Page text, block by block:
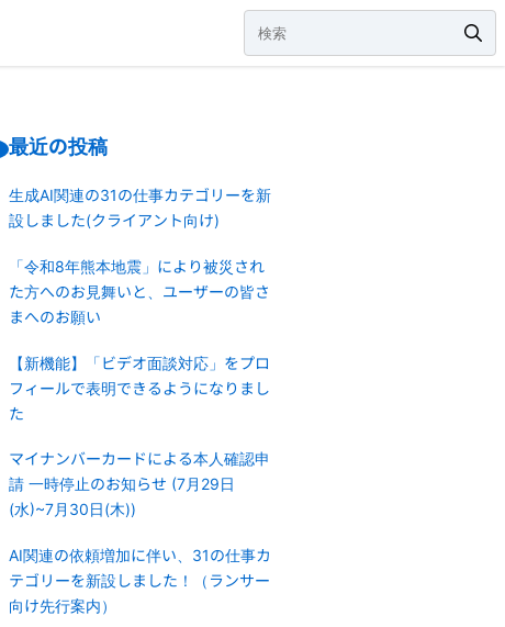
最近の投稿
生成AI関連の31の仕事カテゴリーを新
設しました(クライアント向け)
「令和8年熊本地震」により被災され
た方へのお見舞いと、ユーザーの皆さ
まへのお願い
【新機能】「ビデオ面談対応」をプロ
フィールで表明できるようになりまし
た
マイナンバーカードによる本人確認申
請 一時停止のお知らせ (7月29日
(水)~7月30日(木))
AI関連の依頼増加に伴い、31の仕事カ
テゴリーを新設しました！（ランサー
向け先行案内）